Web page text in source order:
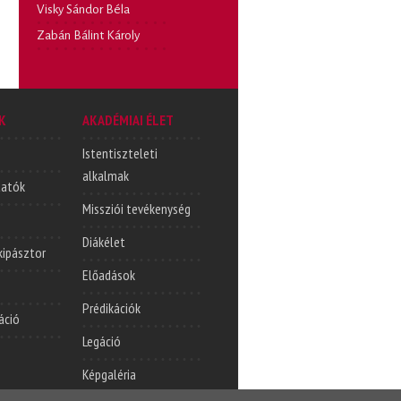
Visky Sándor Béla
Zabán Bálint Károly
AKADÉMIAI ÉLET
Istentiszteleti
alkalmak
Missziói tevékenység
Diákélet
Előadások
Prédikációk
Legáció
Képgaléria